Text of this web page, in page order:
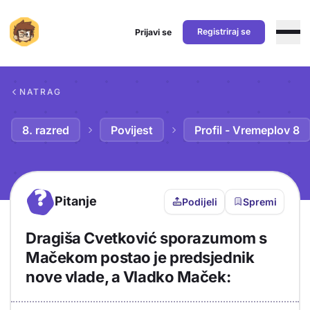
Prijavi se Registriraj se
NATRAG
8. razred Povijest Profil - Vremeplov 8
? Pitanje Podijeli Spremi
Dragiša Cvetković sporazumom s
Mačekom postao je predsjednik
nove vlade, a Vladko Maček: